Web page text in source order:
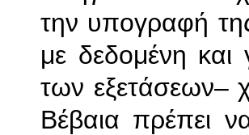
την υπογραφή
με δεδομένη
των εξετάσεων–
Βέβαια πρέπει